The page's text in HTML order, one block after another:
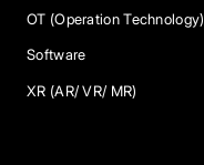
OT (Operation Technology)
Software
XR (AR/ VR/ MR)